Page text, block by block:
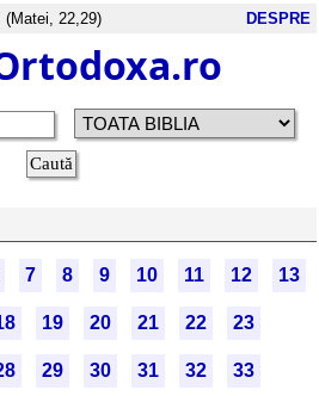
22,29) DESPRE
7 8 9 10 11 12 13
19 20 21 22 23
29 30 31 32 33